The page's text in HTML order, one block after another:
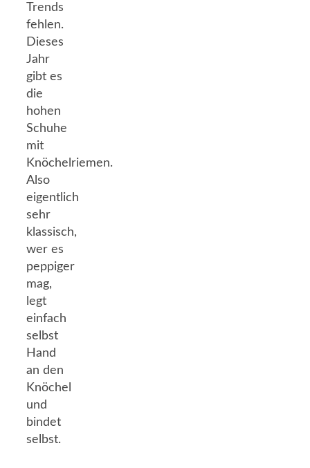
Trends
fehlen.
Dieses
Jahr
gibt es
die
hohen
Schuhe
mit
Knöchelriemen.
Also
eigentlich
sehr
klassisch,
wer es
peppiger
mag,
legt
einfach
selbst
Hand
an den
Knöchel
und
bindet
selbst.